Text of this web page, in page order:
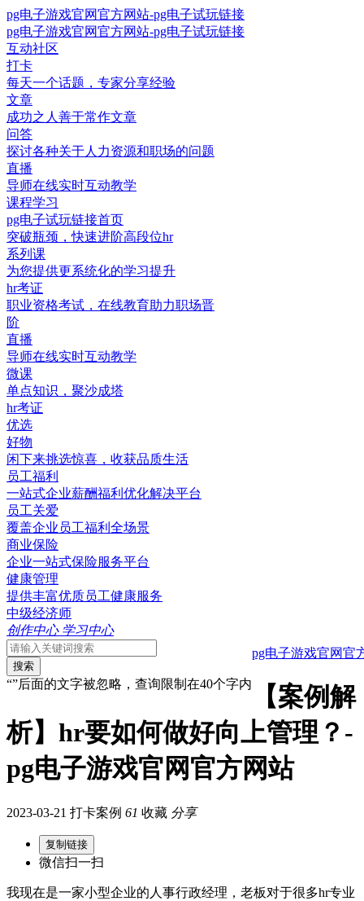
pg电子游戏官网官方网站-pg电子试玩链接
pg电子游戏官网官方网站-pg电子试玩链接
互动社区
打卡
每天一个话题，专家分享经验
文章
成功之人善于常作文章
问答
探讨各种关于人力资源和职场的问题
直播
导师在线实时互动教学
课程学习
pg电子试玩链接首页
突破瓶颈，快速进阶高段位hr
系列课
为您提供更系统化的学习提升
hr考证
职业资格考试，在线教育助力职场晋
阶
直播
导师在线实时互动教学
微课
单点知识，聚沙成塔
hr考证
优选
好物
闲下来挑选惊喜，收获品质生活
员工福利
一站式企业薪酬福利优化解决平台
员工关爱
覆盖企业员工福利全场景
商业保险
企业一站式保险服务平台
健康管理
提供丰富优质员工健康服务
中级经济师
创作中心 学习中心
搜索
“”后面的文字被忽略，查询限制在40个字内
pg电子游戏官网官
【案例解
析】hr要如何做好向上管理？-
pg电子游戏官网官方网站
2023-03-21 打卡案例 61 收藏 分享
复制链接
微信扫一扫
我现在是一家小型企业的人事行政经理，老板对于很多hr专业